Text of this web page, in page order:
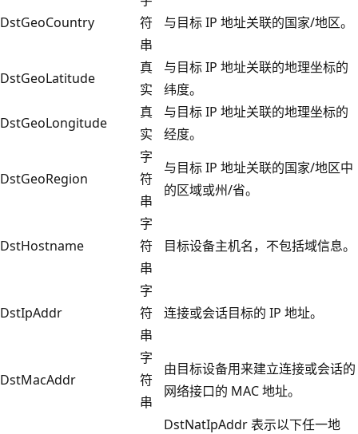
DstGeoCountry
符
串
与目标 IP 地址关联的国家/地区。
DstGeoLatitude
真
实
与目标 IP 地址关联的地理坐标的
纬度。
DstGeoLongitude
真
实
与目标 IP 地址关联的地理坐标的
经度。
DstGeoRegion
字
符
串
与目标 IP 地址关联的国家/地区中
的区域或州/省。
DstHostname
字
符
串
目标设备主机名，不包括域信息。
DstIpAddr
字
符
串
连接或会话目标的 IP 地址。
DstMacAddr
字
符
串
由目标设备用来建立连接或会话的
网络接口的 MAC 地址。
DstNatIpAddr 表示以下任一地